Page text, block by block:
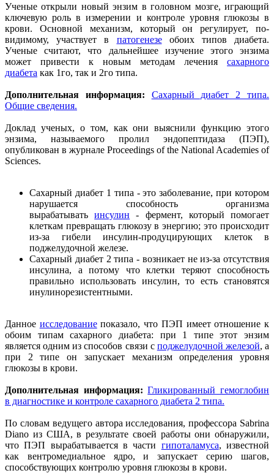
Ученые открыли новый энзим в головном мозге, играющий
ключевую роль в измерении и контроле уровня глюкозы в
крови. Основной механизм, который он регулирует, по-
видимому, участвует в патогенезеобоих типов диабета.
Ученые считают, что дальнейшее изучение этого энзима
может привести к новым методам лечения сахарного
диабета как 1го, так и 2го типа.
Дополнительная информация:
Сахарный диабет 2 типа.
Общие сведения.
Доклад ученых, о том, как они выяснили функцию этого
энзима, называемого пролил эндопептидаза (ПЭП),
опубликован в журнале Proceedings of the National Academies of
Sciences.
Сахарный диабет 1 типа - это заболевание, при котором
нарушается способность организма
вырабатыватьинсулин - фермент, который помогает
клеткам превращать глюкозу в энергию; это происходит
из-за гибели инсулин-продуцирующих клеток в
поджелудочной железе.
Сахарный диабет 2 типа - возникает не из-за отсутствия
инсулина, а потому что клетки теряют способность
правильно использовать инсулин, то есть становятся
инулинорезистентными.
Данное исследованиепоказало, что ПЭП имеет отношение к
обоим типам сахарного диабета: при 1 типе этот энзим
является одним из способов связи с поджелудочной железой, а
при 2 типе он запускает механизм определения уровня
глюкозы в крови.
Дополнительная информация: Гликированный гемоглобин
в диагностике и контроле сахарного диабета 2 типа.
По словам ведущего автора исследования, профессора Sabrina
Diano из США, в результате своей работы они обнаружили,
что ПЭП вырабатывается в части гипоталамуса, известной
как вентромедиальное ядро, и запускает серию шагов,
способствующих контролю уровня глюкозы в крови.